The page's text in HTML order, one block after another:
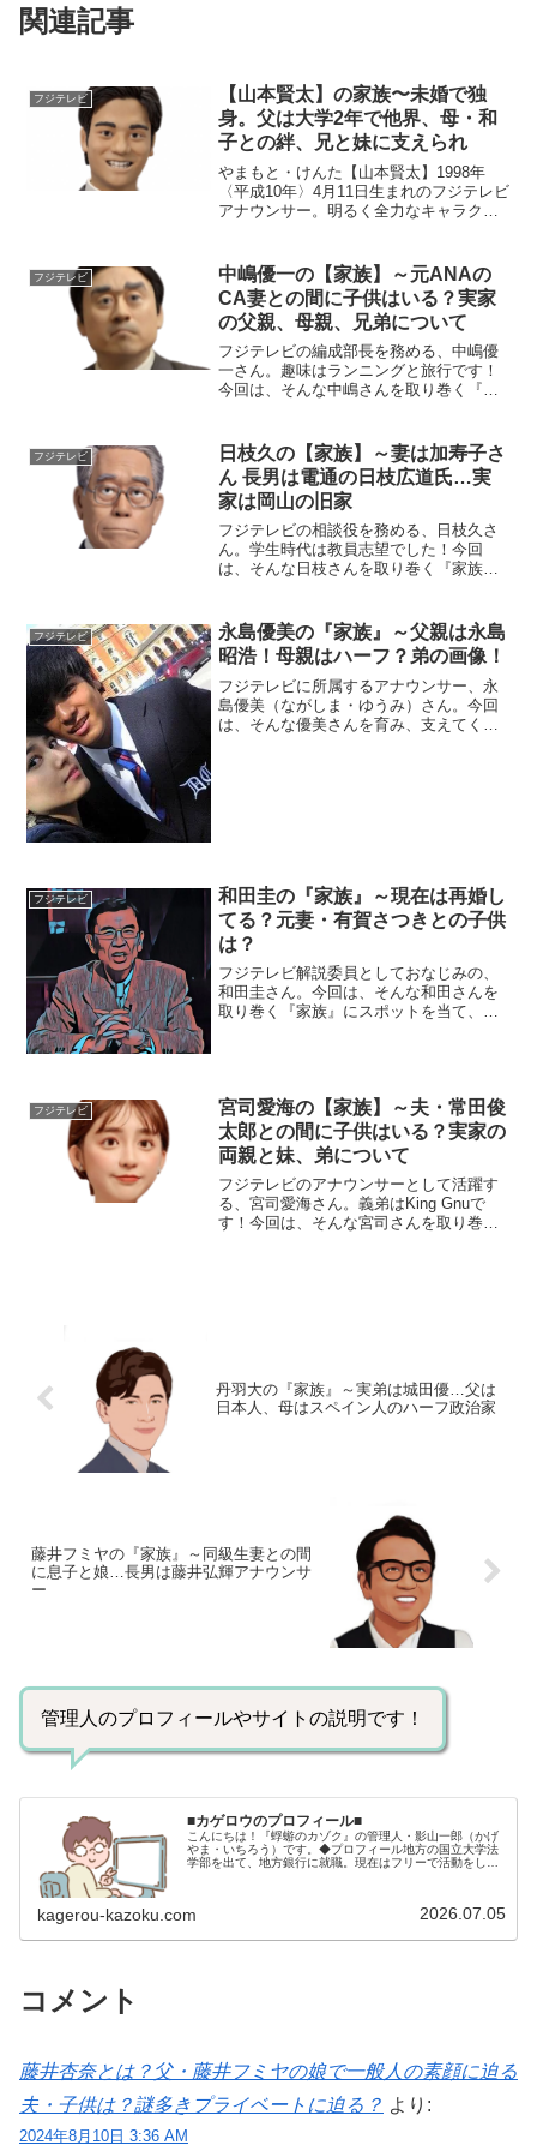
関連記事
フジテレビ
【山本賢太】の家族〜未婚で独
身。父は大学2年で他界、母・和
子との絆、兄と妹に支えられ
やまもと・けんた【山本賢太】1998年
〈平成10年〉4月11日生まれのフジテレビ
アナウンサー。明るく全力なキャラクタ
は東京都板橋区の出身。地元の赤塚第一
中学校から慶應義...
フジテレビ
中嶋優一の【家族】～元ANAの
CA妻との間に子供はいる？実家
の父親、母親、兄弟について
フジテレビの編成部長を務める、中嶋優
一さん。趣味はランニングと旅行です！
今回は、そんな中嶋さんを取り巻く『家
年（昭和47年）8月6日出身地 ：東京都
新宿区最終学歴：慶...
フジテレビ
日枝久の【家族】～妻は加寿子さ
ん 長男は電通の日枝広道氏…実
家は岡山の旧家
フジテレビの相談役を務める、日枝久さ
ん。学生時代は教員志望でした！今回
は、そんな日枝さんを取り巻く『家族』
年〉12月31日出身地 ：東京都最終学
歴：早稲田大学教育学...
フジテレビ
永島優美の『家族』～父親は永島
昭浩！母親はハーフ？弟の画像！
フジテレビに所属するアナウンサー、永
島優美（ながしま・ゆうみ）さん。今回
は、そんな優美さんを育み、支えてくれ
フジテレビ
和田圭の『家族』～現在は再婚し
てる？元妻・有賀さつきとの子供
は？
フジテレビ解説委員としておなじみの、
和田圭さん。今回は、そんな和田さんを
取り巻く『家族』にスポットを当て、ご
フジテレビ
宮司愛海の【家族】～夫・常田俊
太郎との間に子供はいる？実家の
両親と妹、弟について
フジテレビのアナウンサーとして活躍す
る、宮司愛海さん。義弟はKing Gnuで
す！今回は、そんな宮司さんを取り巻く
丹羽大の『家族』～実弟は城田優…父は
日本人、母はスペイン人のハーフ政治家
藤井フミヤの『家族』～同級生妻との間
に息子と娘…長男は藤井弘輝アナウンサ
ー
管理人のプロフィールやサイトの説明です！
■カゲロウのプロフィール■
こんにちは！『蜉蝣のカゾク』の管理人・影山一郎（かげ
やま・いちろう）です。◆プロフィール地方の国立大学法
学部を出て、地方銀行に就職。現在はフリーで活動をして
kagerou-kazoku.com 2026.07.05
コメント
藤井杏奈とは？父・藤井フミヤの娘で一般人の素顔に迫る
夫・子供は？謎多きプライベートに迫る？ より:
2024年8月10日 3:36 AM